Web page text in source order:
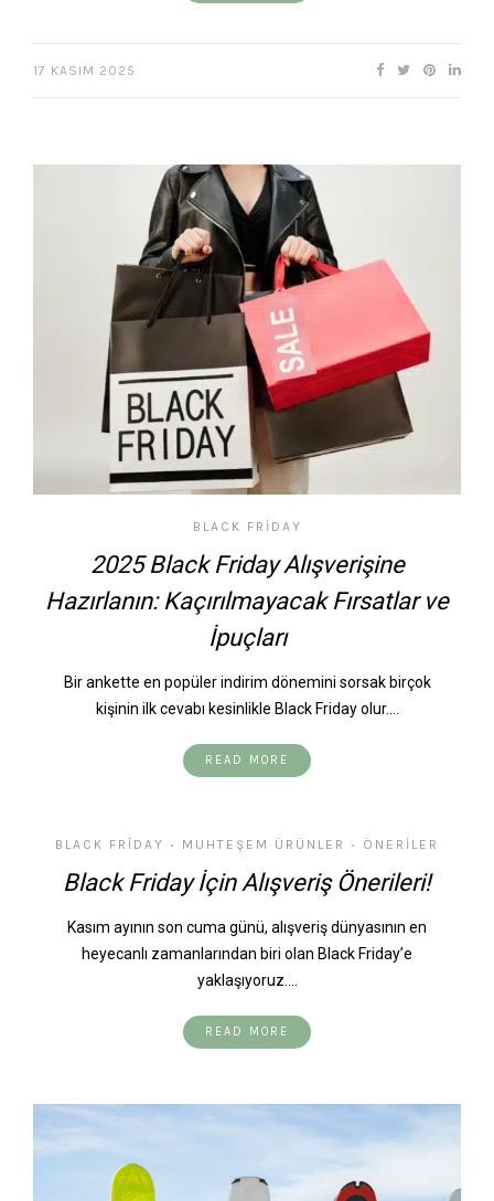
17 KASIM 2025
BLACK FRIDAY
2025 Black Friday Alışverişine
Hazırlanın: Kaçırılmayacak Fırsatlar ve
İpuçları
Bir ankette en popüler indirim dönemini sorsak birçok
kişinin ilk cevabı kesinlikle Black Friday olur.…
READ MORE
BLACK FRIDAY • MUHTEŞEM ÜRÜNLER • ÖNERILER
Black Friday İçin Alışveriş Önerileri!
Kasım ayının son cuma günü, alışveriş dünyasının en
heyecanlı zamanlarından biri olan Black Friday’e
yaklaşıyoruz.…
READ MORE